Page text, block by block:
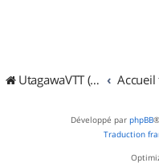
UtagawaVTT (Randos VTT et VTTAE avec traces GPS)
Développé par phpBB
Traduction